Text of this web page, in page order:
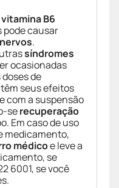
vitamina B6
pode causar
nervos.
síndromes
ocasionadas
de
seus efeitos
com a suspensão
serecuperação
Em caso de uso
medicamento,
médicoe leve a
se
6001, se você